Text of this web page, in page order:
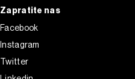
Zapratite nas
Facebook
Instagram
Twitter